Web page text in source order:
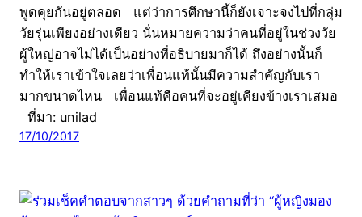
พูดคุยกันอยู่ตลอด แต่ว่าการศึกษานี้ก็ยังเจาะจงไปที่กลุ่ม
วัยรุ่นเพียงอย่างเดียว นั่นหมายความว่าคนที่อยู่ในช่วงวัย
ผู้ใหญ่อาจไม่ได้เป็นอย่างที่อธิบายมาก็ได้ ถึงอย่างนั้นก็
ทำให้เราเข้าใจเลยว่าเพื่อนแท้นั้นมีความสำคัญกับเรา
มากขนาดไหน เพื่อนแท้คือคนที่จะอยู่เคียงข้างเราเสมอ
ที่มา: unilad
17/10/2017